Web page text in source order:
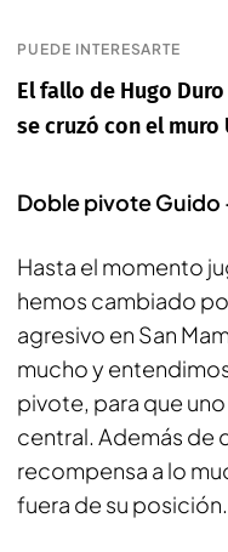
PUEDE INTERESARTE
El fallo de Hugo
se cruzó con el muro
Doble pivote Guido
Hasta el momento
hemos cambiado
agresivo en San
mucho y
pivote, para que
central. Además de
recompensa a lo
fuera de su posición.